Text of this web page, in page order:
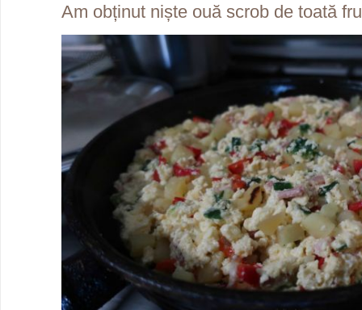
Am obținut niște ouă scrob de toată